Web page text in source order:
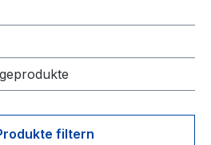
filtern